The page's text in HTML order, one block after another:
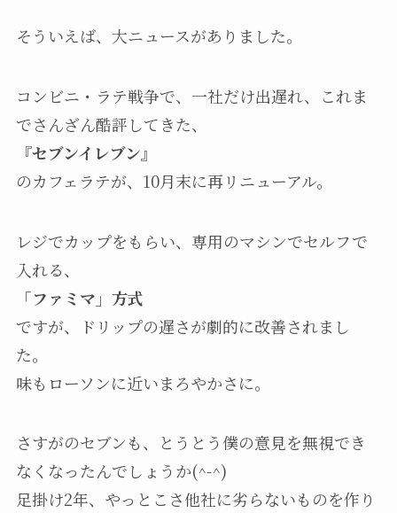
そういえば、大ニュースがありました。
コンビニ・ラテ戦争で、一社だけ出遅れ、これま
でさんざん酷評してきた、
『セブンイレブン』
のカフェラテが、10月末に再リニューアル。
レジでカップをもらい、専用のマシンでセルフで
入れる、
「ファミマ」方式
ですが、ドリップの遅さが劇的に改善されまし
た。
味もローソンに近いまろやかさに。
さすがのセブンも、とうとう僕の意見を無視でき
なくなったんでしょうか(^-^)
足掛け2年、やっとこさ他社に劣らないものを作り